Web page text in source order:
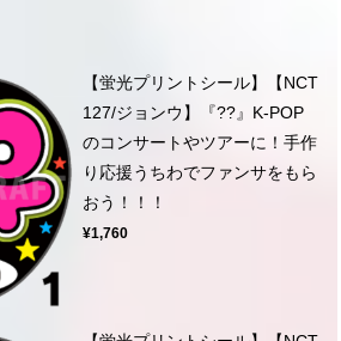
【蛍光プリントシール】【NCT
127/ジョンウ】『??』K-POP
のコンサートやツアーに！手作
り応援うちわでファンサをもら
おう！！！
¥1,760